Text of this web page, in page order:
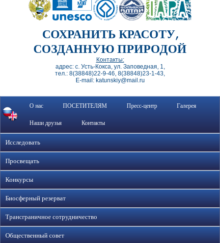
СОХРАНИТЬ КРАСОТУ,
СОЗДАННУЮ ПРИРОДОЙ
Контакты:
адрес: с. Усть-Кокса, ул. Заповедная, 1,
тел.: 8(38848)22-9-46, 8(38848)23-1-43,
E-mail: katunskiy@mail.ru
О нас ПОСЕТИТЕЛЯМ Пресс-центр Галерея
Наши друзья Контакты
Исследовать
Просвещать
Конкурсы
Биосферный резерват
Трансграничное сотрудничество
Общественный совет